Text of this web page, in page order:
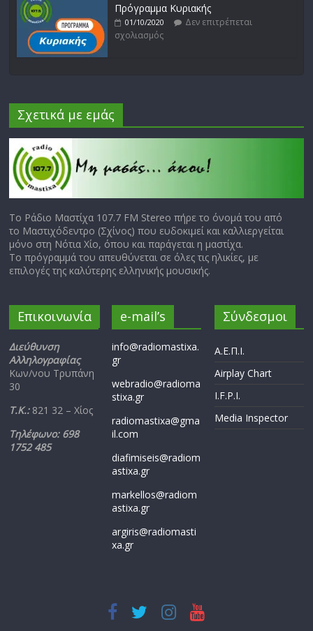
Πρόγραμμα Κυριακής
01/10/2020
Δεν επιτρέπεται
σχολιασμός
Σχετικά με εμάς
Το Ράδιο Μαστίχα 107.7 FM Stereo πήρε το όνομά του από
το Μαστιχόδεντρο (Σχίνος) που ευδοκιμεί και καλλιεργείται
μόνο στη Νότια Χίο, όπου και παράγεται η μαστίχα.
Το πρόγραμμά του απευθύνεται σε όλες τις ηλικίες, με
επιλογές της καλύτερης ελληνικής μουσικής.
Επικοινωνία
Διεύθυνση
Αλληλογραφίας
Κων/νου Τρυπάνη
30
Τ.Κ.: 821 32 – Χίος
Τηλέφωνο: 698
1752 485
e-mail’s
info@radiomastixa.
gr
webradio@radioma
stixa.gr
radiomastixa@gma
il.com
diafimiseis@radiom
astixa.gr
markellos@radiom
astixa.gr
argiris@radiomasti
xa.gr
Σύνδεσμοι
Α.Ε.Π.Ι.
Airplay Chart
I.F.P.I.
Media Inspector